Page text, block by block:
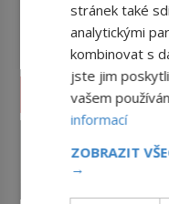
ZÁHADY A
stránek také
analytickými
kombinovat s
jste jim
vašem
informací
ZOBRAZIT
→